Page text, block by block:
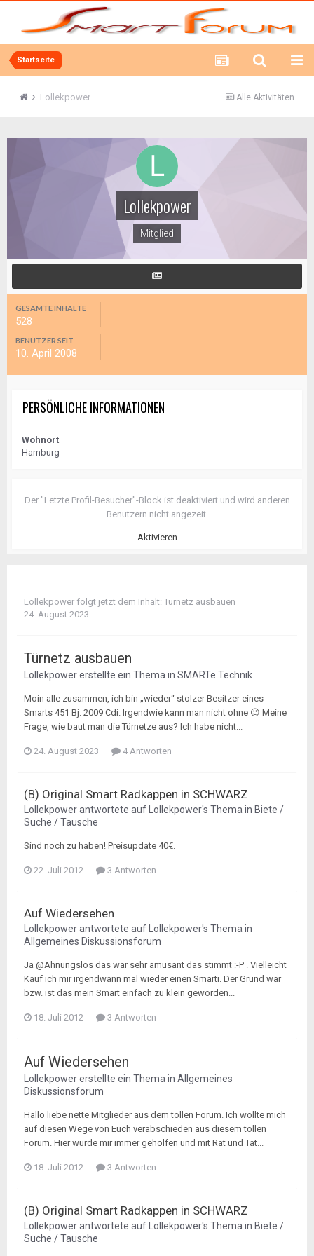
Startseite
Alle Aktivitäten
Lollekpower
Lollekpower
Mitglied
GESAMTE INHALTE
528
BENUTZER SEIT
10. April 2008
PERSÖNLICHE INFORMATIONEN
Wohnort
Hamburg
Der "Letzte Profil-Besucher"-Block ist deaktiviert und wird anderen
Benutzern nicht angezeit.
Aktivieren
Lollekpower folgt jetzt dem Inhalt: Türnetz ausbauen
24. August 2023
Türnetz ausbauen
Lollekpowererstellte ein Thema in SMARTe Technik
Moin alle zusammen, ich bin „wieder“ stolzer Besitzer eines
Smarts 451 Bj. 2009 Cdi. Irgendwie kann man nicht ohne 😉 Meine
Frage, wie baut man die Türnetze aus? Ich habe nicht...
24. August 2023 4 Antworten
(B) Original Smart Radkappen in SCHWARZ
Lollekpowerantwortete auf Lollekpower's Thema in Biete /
Suche / Tausche
Sind noch zu haben! Preisupdate 40€.
22. Juli 2012 3 Antworten
Auf Wiedersehen
Lollekpowerantwortete auf Lollekpower's Thema in
Allgemeines Diskussionsforum
Ja @Ahnungslos das war sehr amüsant das stimmt :-P . Vielleicht
Kauf ich mir irgendwann mal wieder einen Smarti. Der Grund war
bzw. ist das mein Smart einfach zu klein geworden...
18. Juli 2012 3 Antworten
Auf Wiedersehen
Lollekpowererstellte ein Thema in Allgemeines
Diskussionsforum
Hallo liebe nette Mitglieder aus dem tollen Forum. Ich wollte mich
auf diesen Wege von Euch verabschieden aus diesem tollen
Forum. Hier wurde mir immer geholfen und mit Rat und Tat...
18. Juli 2012 3 Antworten
(B) Original Smart Radkappen in SCHWARZ
Lollekpowerantwortete auf Lollekpower's Thema in Biete /
Suche / Tausche